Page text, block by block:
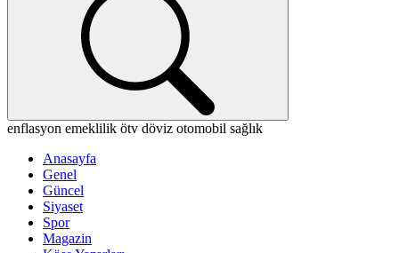
enflasyon emeklilik ötv döviz otomobil sağlık
Anasayfa
Genel
Güncel
Siyaset
Spor
Magazin